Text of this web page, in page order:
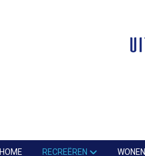
HOME RECREËREN WONEN